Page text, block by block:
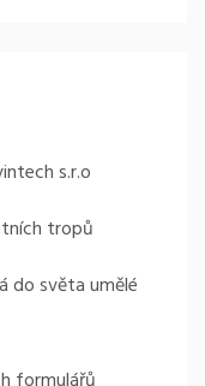
s.r.o
tropů
do světa umělé